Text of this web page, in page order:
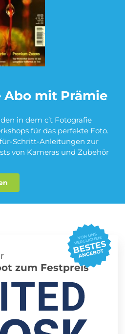
Dating App Abo
Pay TV Abo
Schmuck Abo
Streaming Abo
Abo mit Prämie
in dem c’t Fotografie
für das perfekte Foto.
Schritt-Anleitungen zur
von Kameras und Zubehör
zum Festpreis